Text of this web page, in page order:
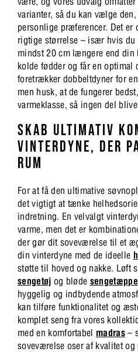
varianter, så du kan vælge
personlige præferencer. Det
rigtige størrelse – især hvis du
mindst 20 cm længere end din
kolde fødder og får en optimal
foretrækker dobbeltdyner for
men husk, at de fungerer
varmeklasse, så ingen del
SKAB ULTIMATIV
VINTERDYNE, DER
RUM
For at få den ultimative
det vigtigt at tænke
indretning. En velvalgt
varme, men det er
der gør dit soveværelse til et
din vinterdyne med de ideelle
støtte til hoved og nakke. Løft
sengetøj og bløde
hyggelig og indbydende
kan tilføre funktionalitet og
komplet seng fra vores
med en komfortabel madras –
soveværelse oser af kvalitet